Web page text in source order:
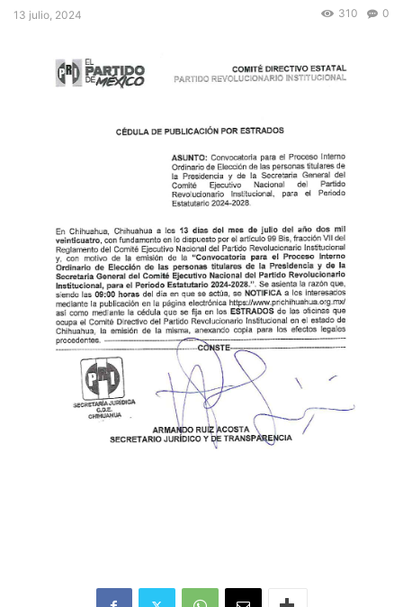
13 julio, 2024 0
310